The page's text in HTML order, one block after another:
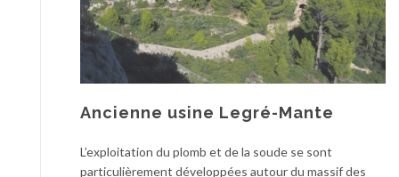
Ancienne usine Legré-Mante
L’exploitation du plomb et de la soude se sont
particulièrement développées autour du massif des